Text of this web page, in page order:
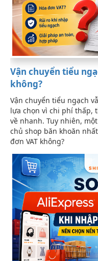
Vận chuyển tiểu
không?
Vận chuyển tiểu ngạch
lựa chọn vì chi phí thấp,
về nhanh. Tuy nhiên,
chủ shop băn khoăn
đơn VAT không?